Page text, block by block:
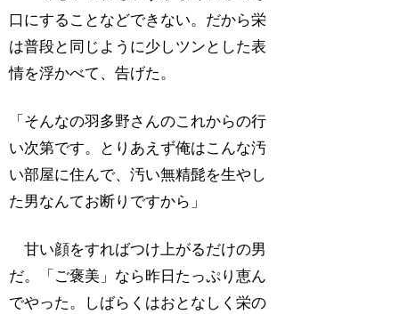
口にすることなどできない。だから栄
は普段と同じように少しツンとした表
情を浮かべて、告げた。
「そんなの羽多野さんのこれからの行
い次第です。とりあえず俺はこんな汚
い部屋に住んで、汚い無精髭を生やし
た男なんてお断りですから」
甘い顔をすればつけ上がるだけの男
だ。「ご褒美」なら昨日たっぷり恵ん
でやった。しばらくはおとなしく栄の